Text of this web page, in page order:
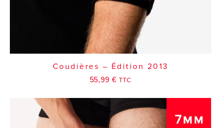
Coudières – Édition 2013
55,99 € TTC